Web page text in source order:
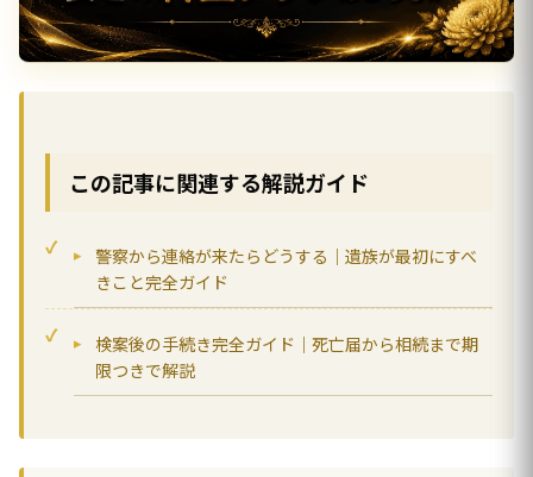
この記事に関連する解説ガイド
警察から連絡が来たらどうする｜遺族が最初にすべ
きこと完全ガイド
検案後の手続き完全ガイド｜死亡届から相続まで期
限つきで解説